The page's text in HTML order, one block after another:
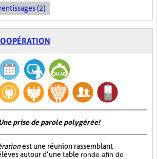
(2)
prise de parole polygérée!
est une réunion rassemblant
autour d’une table ronde afin de